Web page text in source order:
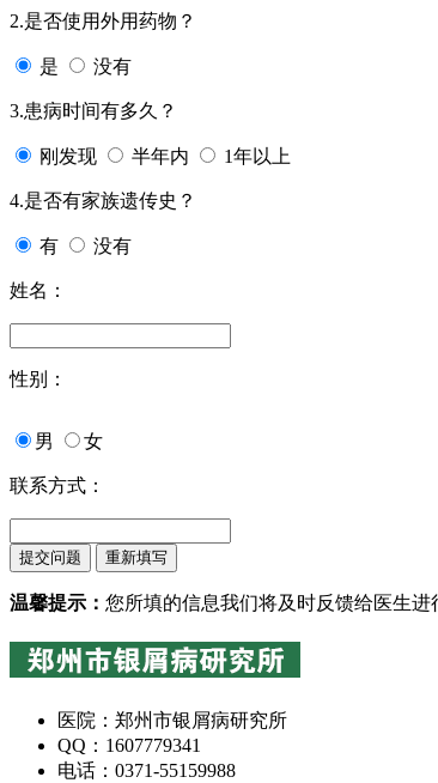
2.是否使用外用药物？
是 没有
3.患病时间有多久？
刚发现 半年内 1年以上
4.是否有家族遗传史？
有 没有
姓名：
性别：
男 女
联系方式：
温馨提示： 您所填的信息我们将及时反馈给医生
医院：郑州市银屑病研究所
QQ：1607779341
电话：0371-55159988